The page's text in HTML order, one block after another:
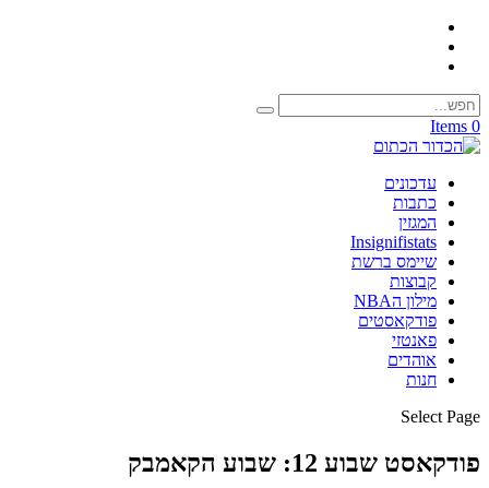
0 Items
עדכונים
כתבות
המגזין
Insignifistats
שיימס ברשת
קבוצות
מילון הNBA
פודקאסטים
פאנטזי
אוהדים
חנות
Select Page
פודקאסט שבוע 12: שבוע הקאמבק